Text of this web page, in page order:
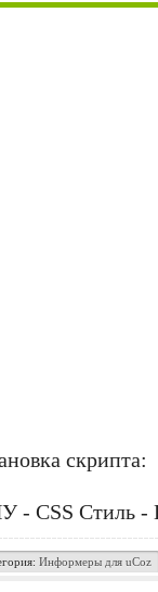
скрипта:
- CSS Стиль -
Информеры для uCoz